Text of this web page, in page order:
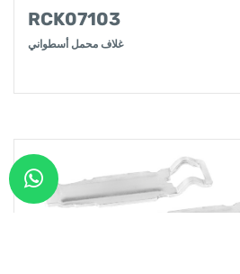
RCK07103
غلاف محمل أسطواني